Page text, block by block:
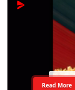
Read More